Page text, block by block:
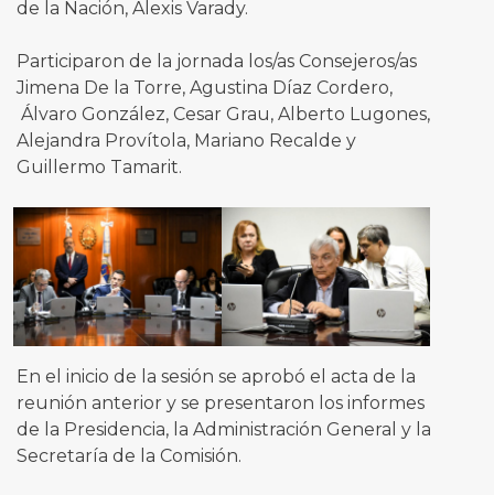
de la Nación, Alexis Varady.
Participaron de la jornada los/as Consejeros/as
Jimena De la Torre, Agustina Díaz Cordero,
Álvaro González, Cesar Grau, Alberto Lugones,
Alejandra Provítola, Mariano Recalde y
Guillermo Tamarit.
En el inicio de la sesión se aprobó el acta de la
reunión anterior y se presentaron los informes
de la Presidencia, la Administración General y la
Secretaría de la Comisión.